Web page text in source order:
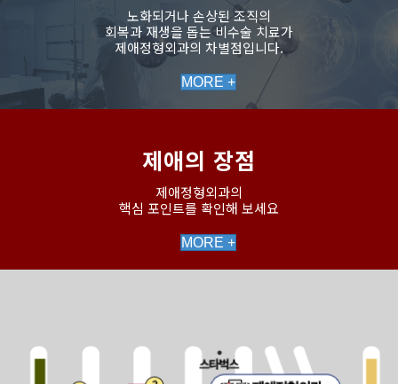
노화되거나 손상된 조직의
회복과 재생을 돕는 비수술 치료가
제애정형외과의 차별점입니다.
MORE +
제애의 장점
제애정형외과의
핵심 포인트를 확인해 보세요
MORE +